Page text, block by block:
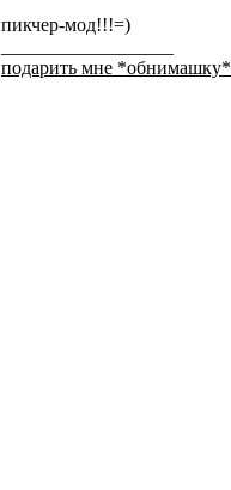
пикчер-мод!!!=)
подарить мне *обнимашку*